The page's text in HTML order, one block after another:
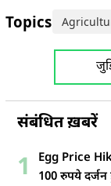
Topics:
संबंधित ख़बरें
1
Egg Price
100 रुपये